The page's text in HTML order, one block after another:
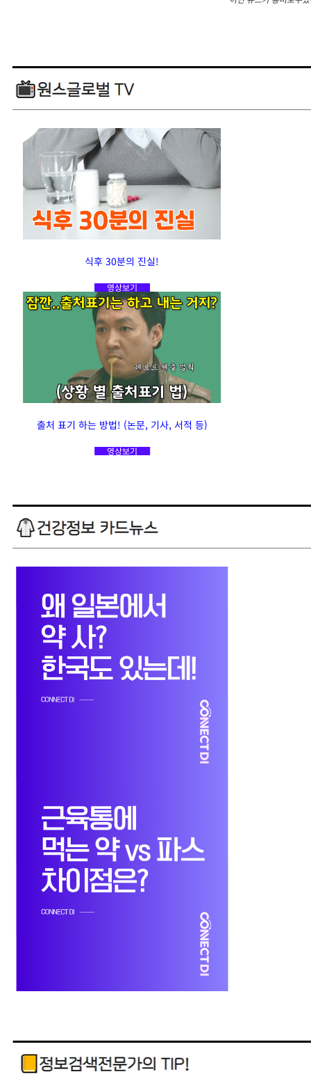
식후 30분의 진실!
영상보기
출처 표기 하는 방법! (논문, 기사, 서적 등)
영상보기